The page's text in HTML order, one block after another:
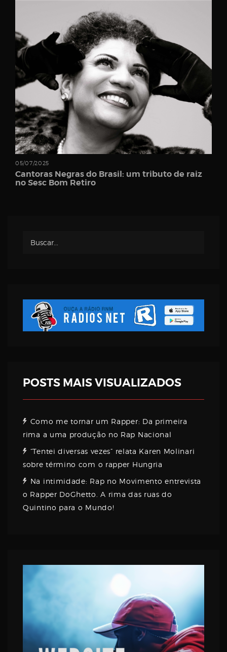
Remember
Register
05/07/2025
Cantoras Negras do Brasil: um tributo de raiz
no Sesc Bom Retiro
POSTS MAIS VISUALIZADOS
Como me tornar um Rapper: Da primeira
rima a uma produção no Rap Nacional
“Tentei diversas vezes” relata Karen Molinari
sobre término com o rapper Hungria
Na intimidade: Rap no Movimento entrevista
o Rapper DoGhetto. A rima das ruas do
Quintino para o Mundo!